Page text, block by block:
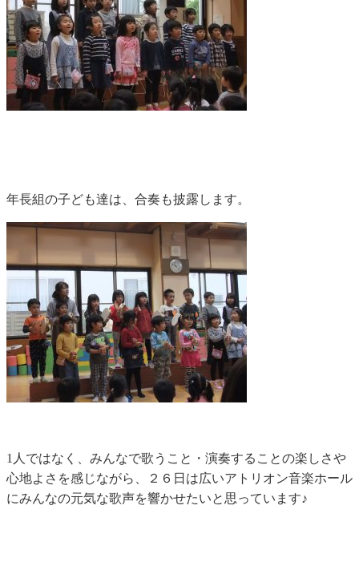
年長組の子ども達は、合奏も披露します。
1人ではなく、みんなで歌うこと・演奏することの楽しさや
心地よさを感じながら、２６日は広いアトリオン音楽ホール
にみんなの元気な歌声を響かせたいと思っています♪